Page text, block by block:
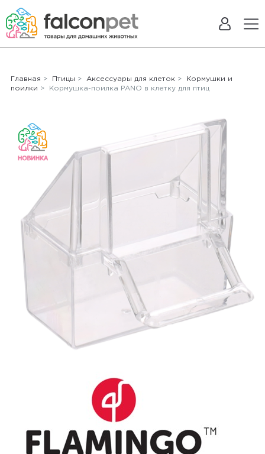
Главная > Птицы > Аксессуары для клеток>
Кормушки и
поилки > Кормушка-поилка PANO в клетку для птиц